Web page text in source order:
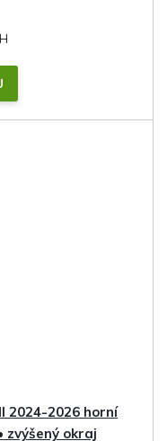
2024-2026 horní
zvýšený okraj